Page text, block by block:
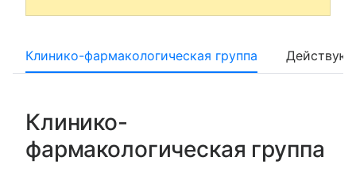
Клинико-фармакологическая группа
Клинико-
фармакологическая группа